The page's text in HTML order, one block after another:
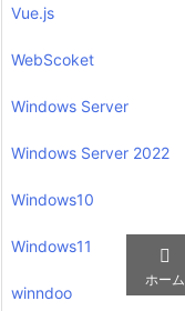
Vue.js
WebScoket
Windows Server
Windows Server 2022
Windows10
Windows11
winndoo

ホーム